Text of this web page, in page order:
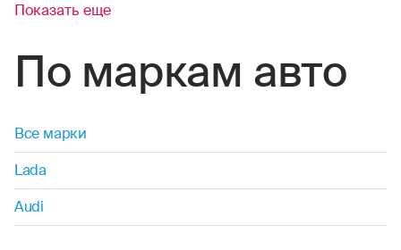
Показать еще
По маркам авто
Все марки
Lada
Audi